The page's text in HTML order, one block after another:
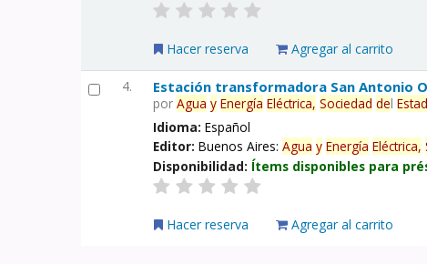
Hacer reserva Agregar al carrito
4. Estación transformadora San Antonio
porAgua y Energía Eléctrica, Sociedad del
Idioma:Español
Editor:Buenos Aires:Agua y Energía Eléctrica,
Disponibilidad: Ítems disponibles para
Hacer reserva Agregar al carrito